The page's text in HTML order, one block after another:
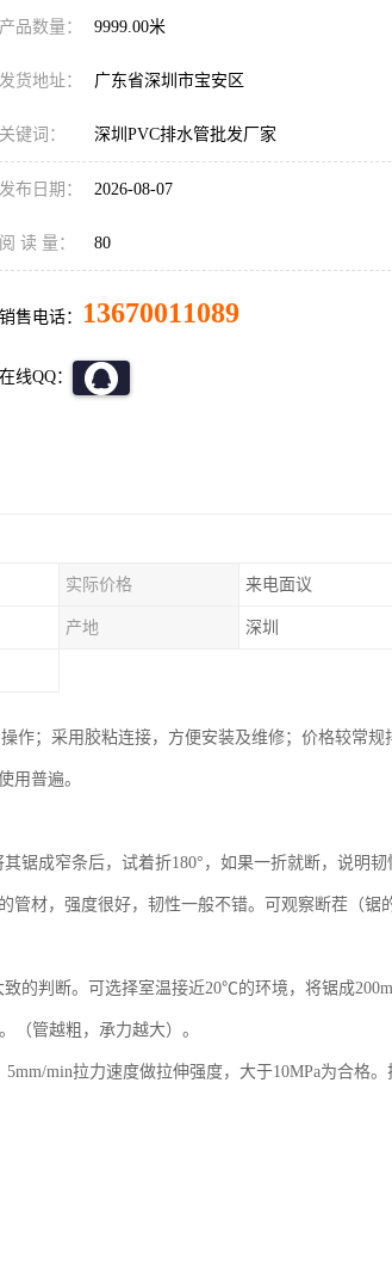
产品数量： 9999.00米
发货地址： 广东省深圳市宝安区
关键词： 深圳PVC排水管批发厂家
发布日期： 2026-08-07
阅 读 量： 80
销售电话： 13670011089
在线QQ：
实际价格 来电面议
产地 深圳
作；采用胶粘连接，方便安装及维修；价格较常规
用普遍。
锯成窄条后，试着折180°，如果一折就断，说明
管材，强度很好，韧性一般不错。可观察断茬（锯
的判断。可选择室温接近20℃的环境，将锯成
（管越粗，承力越大）。
min拉力速度做拉伸强度，大于10MPa为合格